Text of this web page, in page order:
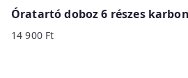
Óratartó doboz 6 részes
14 900 Ft